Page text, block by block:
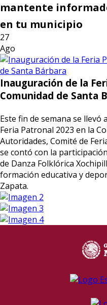
mantente
en tu municipio
27
Ago
Inauguración de la
Comunidad de Santa
Este fin de semana se llevó
Feria Patronal 2023 en la
Autoridades, Comité de
se contó con la
de Danza Folklórica
formación educativa y
Zapata.